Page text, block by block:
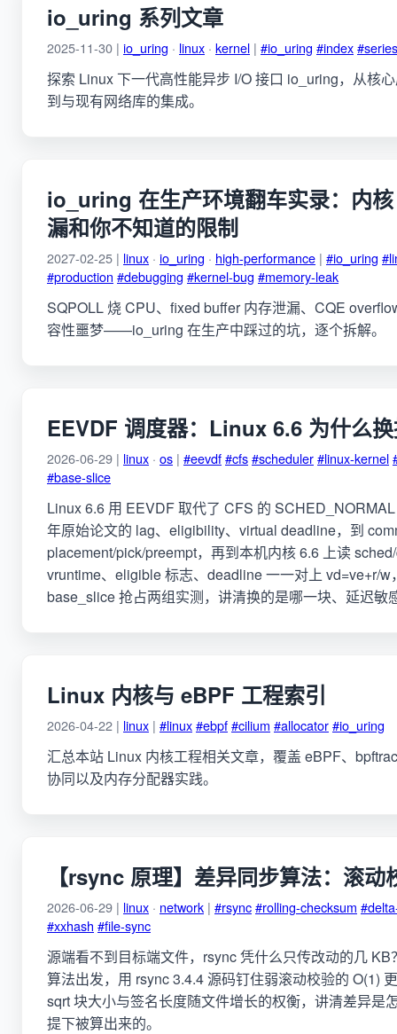
io_uring 系列文章
2025-11-30 | io_uring · linux · kernel | #io_uring #index#series
探索 Linux 下一代高性能异步 I/O 接口 io_uring，从核
到与现有网络库的集成。
io_uring 在生产环境翻车实录：内
漏和你不知道的限制
2027-02-25 | linux · io_uring · high-performance | #io_uring
#production #debugging #kernel-bug #memory-leak
SQPOLL 烧 CPU、fixed buffer 内存泄漏、CQE
容性噩梦——io_uring 在生产中踩过的坑，逐个拆解。
EEVDF 调度器：Linux 6.6 为什么
2026-06-29 | linux · os | #eevdf#cfs#scheduler#linux-kernel
#base-slice
Linux 6.6 用 EEVDF 取代了 CFS 的
年原始论文的 lag、eligibility、virtual deadline，到
placement/pick/preempt，再到本机内核 6.6 上读
vruntime、eligible 标志、deadline 一一对上 vd=ve+r/w
base_slice 抢占两组实测，讲清换的是哪一块、延迟敏
Linux 内核与 eBPF 工程索引
2026-04-22 | linux | #linux#ebpf#cilium #allocator#io_uring
汇总本站 Linux 内核工程相关文章，覆盖 eBPF、
协同以及内存分配器实践。
【rsync 原理】差异同步算法：滚
2026-06-29 | linux · network | #rsync#rolling-checksum
#xxhash #file-sync
源端看不到目标端文件，rsync 凭什么只传改动的几 KB
算法出发，用 rsync 3.4.4 源码钉住弱滚动校验的 O(1)
sqrt 块大小与签名长度随文件增长的权衡，讲清差异是
提下被算出来的。